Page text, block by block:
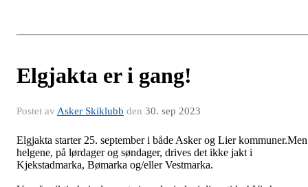
Elgjakta er i gang!
Postet av Asker Skiklubb den 30. sep 2023
Elgjakta starter 25. september i både Asker og Lier
helgene, på lørdager og søndager, drives det ikke jakt i
Kjekstadmarka, Bømarka og/eller Vestmarka.